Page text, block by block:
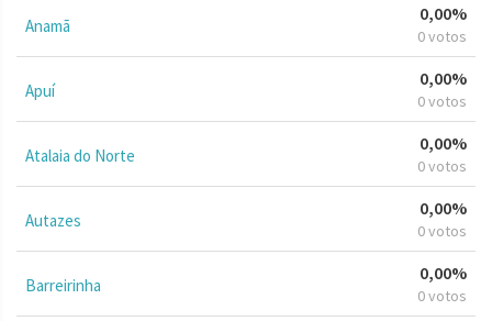
Anamã
0,00%
0 votos
Apuí
0,00%
0 votos
Atalaia do Norte
0,00%
0 votos
Autazes
0,00%
0 votos
Barreirinha
0,00%
0 votos